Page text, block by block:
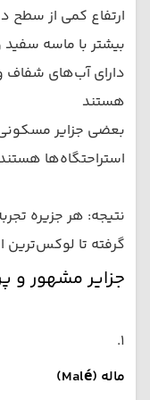
ارتفاع کمی از سطح دریا
بیشتر با ماسه
دارای آب‌های شفاف
هستند
بعضی جزایر
استراحتگاه‌ها هستند
نتیجه: هر جزیره
گرفته تا لوکس‌ترین
جزایر مشهور و
۱.
ماله (Malé)